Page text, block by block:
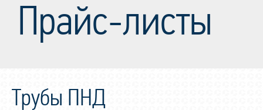
Прайс-листы
Трубы ПНД